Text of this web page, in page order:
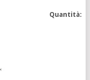
Quantità: